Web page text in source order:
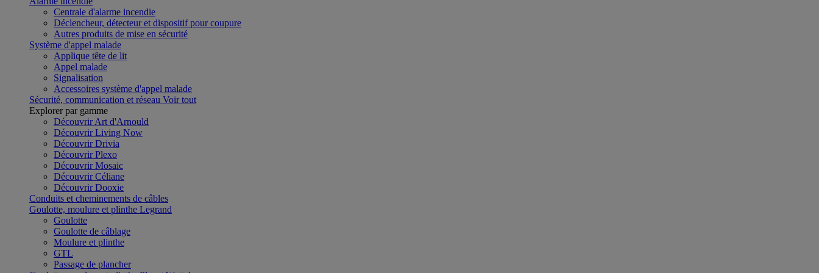
Centrale d'alarme incendie
Déclencheur, détecteur et dispositif pour coupure
Autres produits de mise en sécurité
Système d'appel malade
Applique tête de lit
Appel malade
Signalisation
Accessoires système d'appel malade
Sécurité, communication et réseau Voir tout
Explorer par gamme
Découvrir Art d'Arnould
Découvrir Living Now
Découvrir Drivia
Découvrir Plexo
Découvrir Mosaic
Découvrir Céliane
Découvrir Dooxie
Conduits et cheminements de câbles
Goulotte, moulure et plinthe Legrand
Goulotte
Goulotte de câblage
Moulure et plinthe
GTL
Passage de plancher